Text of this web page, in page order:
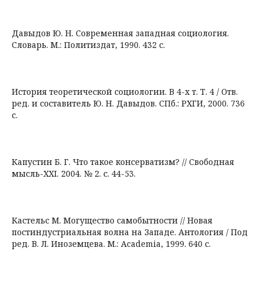
Давыдов Ю. Н. Современная западная социология.
Словарь. М.: Политиздат, 1990. 432 с.
История теоретической социологии. В 4-х т. Т. 4 / Отв.
ред. и составитель Ю. Н. Давыдов. СПб.: РХГИ, 2000. 736
с.
Капустин Б. Г. Что такое консерватизм? // Свободная
мысль-XXI. 2004. № 2. с. 44-53.
Кастельс М. Могущество самобытности // Новая
постиндустриальная волна на Западе. Антология / Под
ред. В. Л. Иноземцева. М.: Academia, 1999. 640 с.